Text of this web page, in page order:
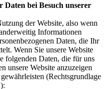
Daten bei Besuch unserer
der Website, also wenn
Informationen
Daten, die Ihr
Wenn Sie unsere Website
folgenden Daten, die für uns
unsere Website anzuzeigen
(Rechtsgrundlage